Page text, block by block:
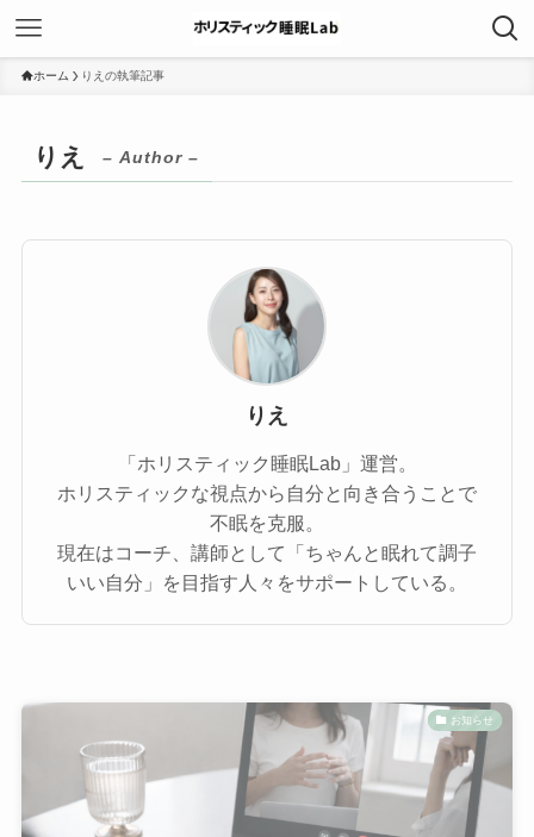
ホーム りえの執筆記事
りえ – Author –
りえ
「ホリスティック睡眠Lab」運営。
ホリスティックな視点から自分と向き合うことで
不眠を克服。
現在はコーチ、講師として「ちゃんと眠れて調子
いい自分」を目指す人々をサポートしている。
お知らせ